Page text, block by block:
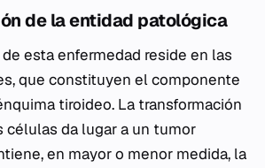
de la entidad patológica
esta enfermedad reside en las
que constituyen el componente
tiroideo. La transformación
células da lugar a un tumor
en mayor o menor medida, la